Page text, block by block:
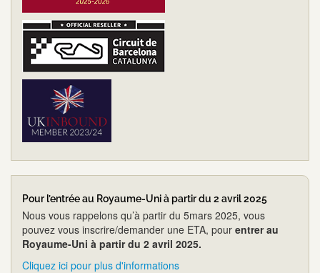
Pour l’entrée au Royaume-Uni à partir du 2 avril 2025
Nous vous rappelons qu’à partir du 5mars 2025, vous
pouvez vous inscrire/demander une ETA, pour entrer au
Royaume-Uni à partir du 2 avril 2025.
Cliquez ici pour plus d'informations